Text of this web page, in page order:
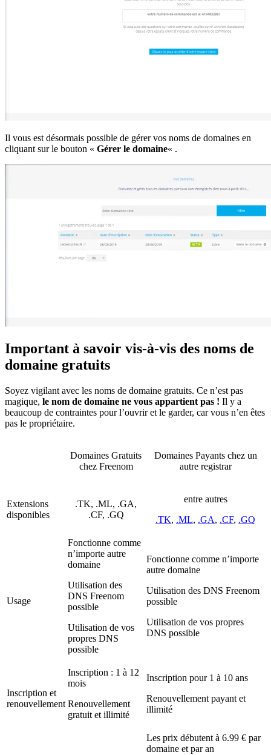
Il vous est désormais possible de gérer vos noms de domaines en
cliquant sur le bouton « Gérer le domaine« .
Important à savoir vis-à-vis des noms de
domaine gratuits
Soyez vigilant avec les noms de domaine gratuits. Ce n’est pas
magique, le nom de domaine ne vous appartient pas ! Il y a
beaucoup de contraintes pour l’ouvrir et le garder, car vous n’en êtes
pas le propriétaire.
Domaines Gratuits
chez Freenom
Domaines Payants chez un
autre registrar
Extensions
disponibles
.TK, .ML, .GA,
.CF, .GQ
entre autres
.TK, .ML, .GA, .CF, .GQ
Usage
Fonctionne comme
n’importe autre
domaine
Utilisation des
DNS Freenom
possible
Utilisation de vos
propres DNS
possible
Fonctionne comme n’importe
autre domaine
Utilisation des DNS Freenom
possible
Utilisation de vos propres
DNS possible
Inscription et
renouvellement
Inscription : 1 à 12
mois
Renouvellement
gratuit et illimité
Inscription pour 1 à 10 ans
Renouvellement payant et
illimité
Les prix débutent à 6.99 € par
domaine et par an